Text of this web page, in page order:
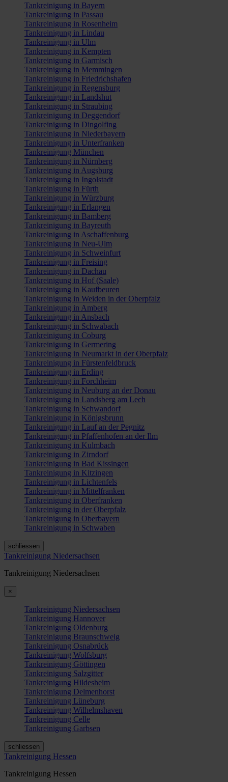
Tankreinigung in Bayern
Tankreinigung in Passau
Tankreinigung in Rosenheim
Tankreinigung in Lindau
Tankreinigung in Ulm
Tankreinigung in Kempten
Tankreinigung in Garmisch
Tankreinigung in Memmingen
Tankreinigung in Friedrichshafen
Tankreinigung in Regensburg
Tankreinigung in Landshut
Tankreinigung in Straubing
Tankreinigung in Deggendorf
Tankreinigung in Dingolfing
Tankreinigung in Niederbayern
Tankreinigung in Unterfranken
Tankreinigung München
Tankreinigung in Nürnberg
Tankreinigung in Augsburg
Tankreinigung in Ingolstadt
Tankreinigung in Fürth
Tankreinigung in Würzburg
Tankreinigung in Erlangen
Tankreinigung in Bamberg
Tankreinigung in Bayreuth
Tankreinigung in Aschaffenburg
Tankreinigung in Neu-Ulm
Tankreinigung in Schweinfurt
Tankreinigung in Freising
Tankreinigung in Dachau
Tankreinigung in Hof (Saale)
Tankreinigung in Kaufbeuren
Tankreinigung in Weiden in der Oberpfalz
Tankreinigung in Amberg
Tankreinigung in Ansbach
Tankreinigung in Schwabach
Tankreinigung in Coburg
Tankreinigung in Germering
Tankreinigung in Neumarkt in der Oberpfalz
Tankreinigung in Fürstenfeldbruck
Tankreinigung in Erding
Tankreinigung in Forchheim
Tankreinigung in Neuburg an der Donau
Tankreinigung in Landsberg am Lech
Tankreinigung in Schwandorf
Tankreinigung in Königsbrunn
Tankreinigung in Lauf an der Pegnitz
Tankreinigung in Pfaffenhofen an der Ilm
Tankreinigung in Kulmbach
Tankreinigung in Zirndorf
Tankreinigung in Bad Kissingen
Tankreinigung in Kitzingen
Tankreinigung in Lichtenfels
Tankreinigung in Mittelfranken
Tankreinigung in Oberfranken
Tankreinigung in der Oberpfalz
Tankreinigung in Oberbayern
Tankreinigung in Schwaben
schliessen
Tankreinigung Niedersachsen
Tankreinigung Niedersachsen
×
Tankreinigung Niedersachsen
Tankreinigung Hannover
Tankreinigung Oldenburg
Tankreinigung Braunschweig
Tankreinigung Osnabrück
Tankreinigung Wolfsburg
Tankreinigung Göttingen
Tankreinigung Salzgitter
Tankreinigung Hildesheim
Tankreinigung Delmenhorst
Tankreinigung Lüneburg
Tankreinigung Wilhelmshaven
Tankreinigung Celle
Tankreinigung Garbsen
schliessen
Tankreinigung Hessen
Tankreinigung Hessen